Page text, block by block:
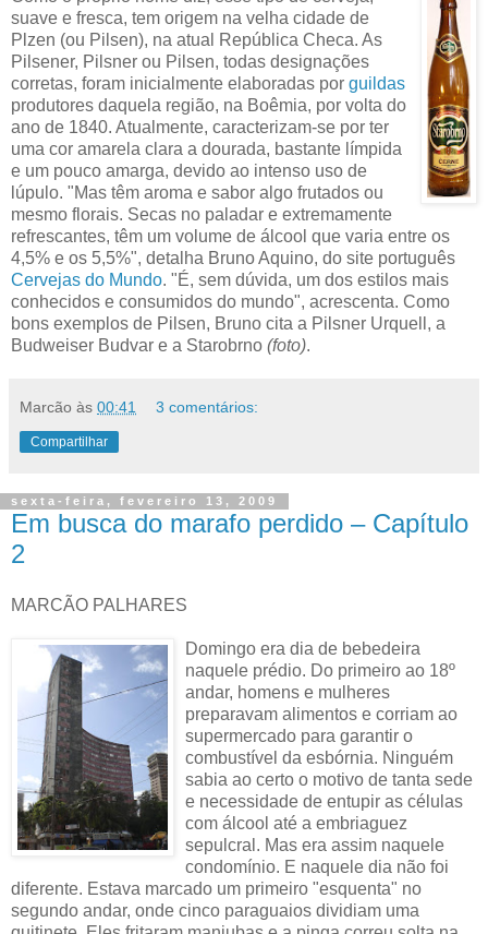
suave e fresca, tem origem na velha cidade de
Plzen (ou Pilsen), na atual República Checa. As
Pilsener, Pilsner ou Pilsen, todas designações
corretas, foram inicialmente elaboradas por guildas
produtores daquela região, na Boêmia, por volta do
ano de 1840. Atualmente, caracterizam-se por ter
uma cor amarela clara a dourada, bastante límpida
e um pouco amarga, devido ao intenso uso de
lúpulo. "Mas têm aroma e sabor algo frutados ou
mesmo florais. Secas no paladar e extremamente
refrescantes, têm um volume de álcool que varia entre os
4,5% e os 5,5%", detalha Bruno Aquino, do site português
Cervejas do Mundo. "É, sem dúvida, um dos estilos mais
conhecidos e consumidos do mundo", acrescenta. Como
bons exemplos de Pilsen, Bruno cita a Pilsner Urquell, a
Budweiser Budvar e a Starobrno (foto).
Marcão às 00:41 3 comentários:
Compartilhar
sexta-feira, fevereiro 13, 2009
Em busca do marafo perdido – Capítulo
2
MARCÃO PALHARES
Domingo era dia de bebedeira
naquele prédio. Do primeiro ao 18º
andar, homens e mulheres
preparavam alimentos e corriam ao
supermercado para garantir o
combustível da esbórnia. Ninguém
sabia ao certo o motivo de tanta sede
e necessidade de entupir as células
com álcool até a embriaguez
sepulcral. Mas era assim naquele
condomínio. E naquele dia não foi
diferente. Estava marcado um primeiro "esquenta" no
segundo andar, onde cinco paraguaios dividiam uma